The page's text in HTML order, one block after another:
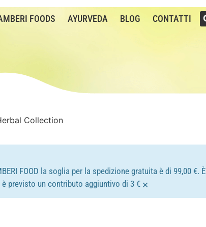
FOODS AYURVEDA BLOG CONTATTI
Collection
FOOD la soglia per la spedizione gratuita è di 99,00 €. È
previsto un contributo aggiuntivo di 3 € ×